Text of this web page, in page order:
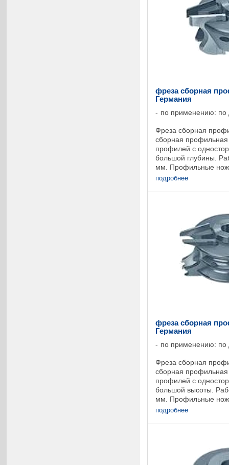
фреза сборная
Германия
по применению: по
Фреза сборная
сборная
профилей с
большой глубины.
мм. Профильные
изготавливаются по
подробнее
фреза сборная
Германия
по применению: по
Фреза сборная
сборная
профилей с
большой высоты.
мм. Профильные
изготавливаются по
подробнее